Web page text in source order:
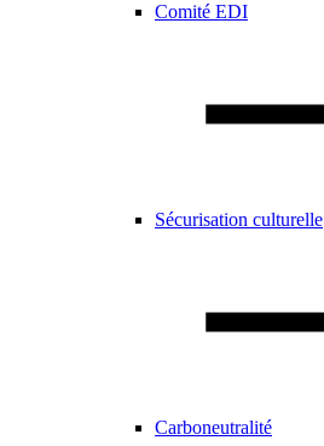
Comité EDI
Sécurisation culturelle
Carboneutralité